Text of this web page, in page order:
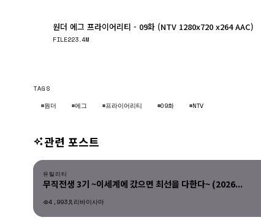
원더 에그 프라이어리티 - 09화 (NTV 1280x720 x264 AAC)
FILE223.4M
TAGS
#원더
#에그 #프라이어리티 #09화 #NTV
관련 포스트
유틸리티
유틸리티
무직전생 3기 ~이세계에 갔으면 최선을 다한다~ (2026...
4,993 리바이사마